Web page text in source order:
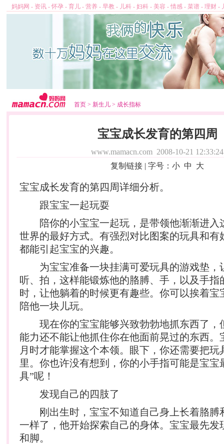
妈妈网 - 资讯 - 怀孕 - 育儿 - 营养 - 早教 - 儿科 - 妇科 - 美容 - 情感 - 菜谱 - 理财 -
首页 > 新生儿 > 成长指标
宝宝成长发育的第四周
www.mamacn.com 2008-10-21 12:33:24
复制链接 | 字号： 小 中 大
宝宝成长发育的第四周详细分析。
跟宝宝一起玩耍
陪你的小宝宝一起玩，是带领他渐渐进入
世界的最好方式。有强烈对比图案的玩具和有
都能引起宝宝的兴趣。
为宝宝准备一块挂满可爱玩具的游戏垫，
听、拍，这样能锻炼他的胳膊、手，以及手指
时，让他躺着的时候更有趣些。你可以挨着宝
陪他一块儿玩。
现在你的宝宝能够兴致勃勃地抓东西了，
能力还不能让他抓住你在他面前晃过的东西。
月时才能掌握这个本领。眼下，你还需要把玩
里。你也许没有想到，你的小手指可能是宝宝
具”呢！
发现自己的四肢了
刚出生时，宝宝不知道自己身上长着胳膊
一样了，他开始探索自己的身体。宝宝最先发
和脚。